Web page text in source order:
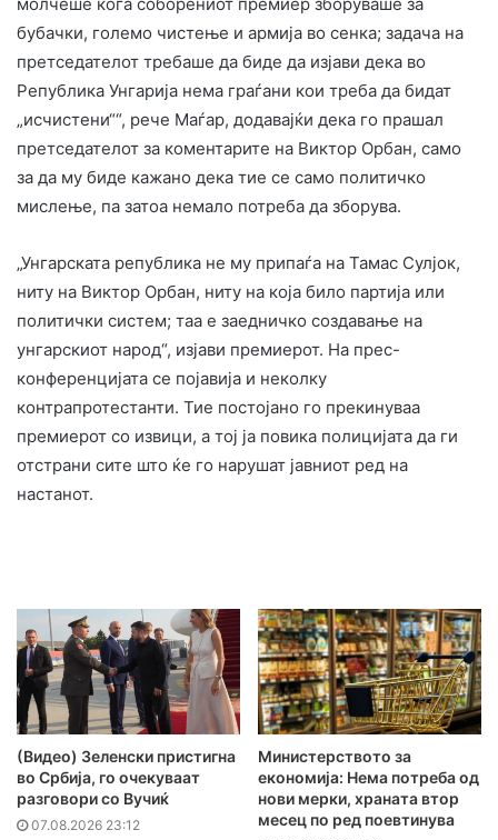
бубачки, големо чистење и армија во сенка; задача на
претседателот требаше да биде да изјави дека во
Република Унгарија нема граѓани кои треба да бидат
„исчистени““, рече Маѓар, додавајќи дека го прашал
претседателот за коментарите на Виктор Орбан, само
за да му биде кажано дека тие се само политичко
мислење, па затоа немало потреба да зборува.
„Унгарската република не му припаѓа на Тамас Сулјок,
ниту на Виктор Орбан, ниту на која било партија или
политички систем; таа е заедничко создавање на
унгарскиот народ“, изјави премиерот. На прес-
конференцијата се појавија и неколку
контрапротестанти. Тие постојано го прекинуваа
премиерот со извици, а тој ја повика полицијата да ги
отстрани сите што ќе го нарушат јавниот ред на
настанот.
(Видео) Зеленски пристигна
во Србија, го очекуваат
разговори со Вучиќ
07.08.2026 23:12
Министерството за
економија: Нема потреба од
нови мерки, храната втор
месец по ред поевтинува